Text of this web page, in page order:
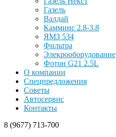
Газель
Валдай
Камминс 2.8-3.8
ЯМЗ 534
Фильтра
Элекрооборудование
Фотон G21 2.5L
О компании
Спецпредложения
Советы
Автосервис
Контакты
8 (9677) 713-700